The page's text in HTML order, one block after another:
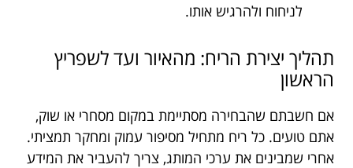
לניחוח ולהרגיש אותו.
תהליך יצירת הריח: מהאיור ועד לשפריץ
הראשון
אם חשבתם שהבחירה מסתיימת במקום מסחרי או שוק,
אתם טועים. כל ריח מתחיל מסיפור עמוק ומחקר תמציתי.
אחרי שמבינים את ערכי המותג, צריך להעביר את המידע